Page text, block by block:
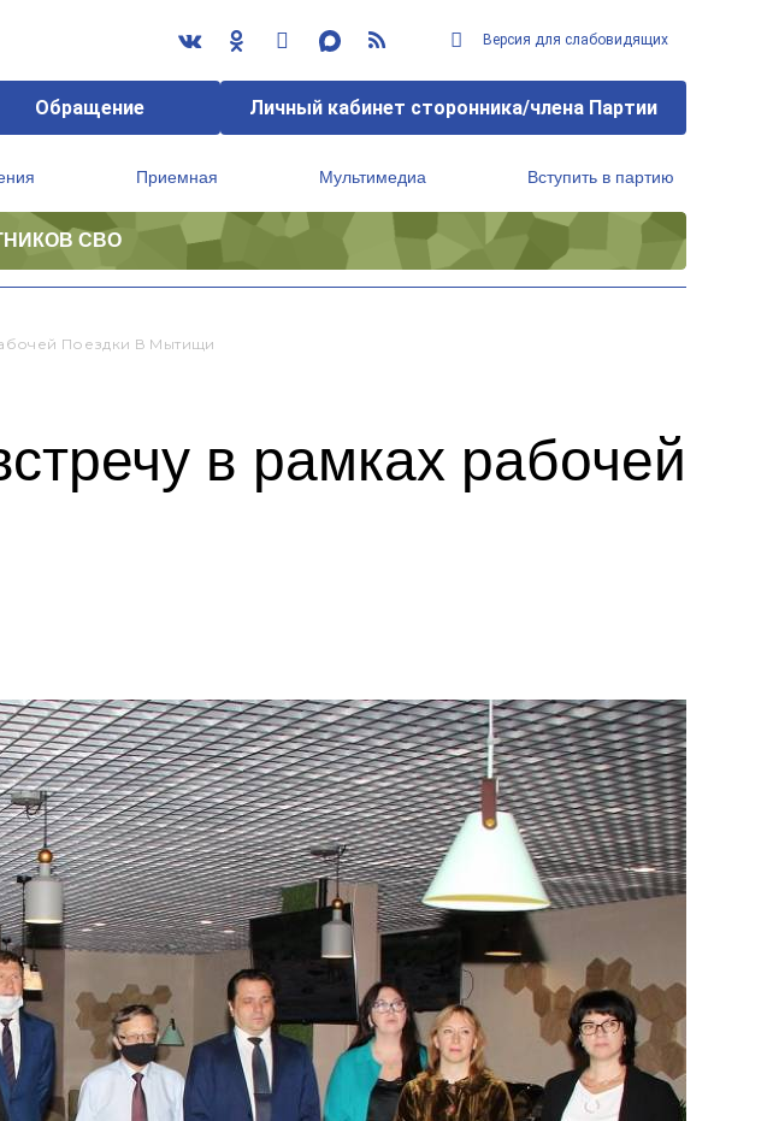
Версия для слабовидящих
Обращение Личный кабинет сторонника/члена Партии
Приемная Мультимедиа Вступить в партию
СВО
Поездки В Мытищи
в рамках рабочей